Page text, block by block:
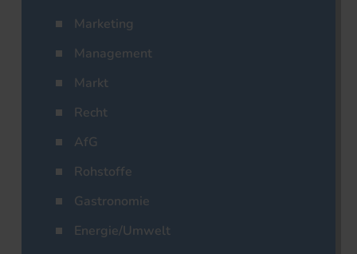
Marketing
Management
Markt
Recht
AfG
Rohstoffe
Gastronomie
Energie/Umwelt